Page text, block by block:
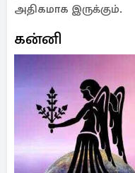
அதிகமாக இருக்கும்.
கன்னி